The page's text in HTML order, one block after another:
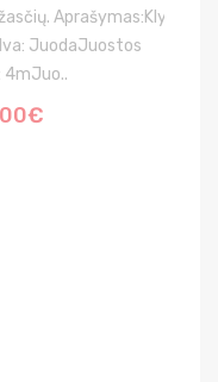
Aprašymas:Klyjų
JuodaJuostos
4mJuo..